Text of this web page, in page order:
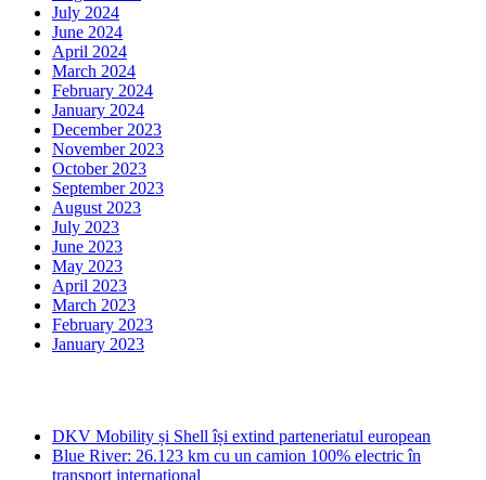
July 2024
June 2024
April 2024
March 2024
February 2024
January 2024
December 2023
November 2023
October 2023
September 2023
August 2023
July 2023
June 2023
May 2023
April 2023
March 2023
February 2023
January 2023
DKV Mobility și Shell își extind parteneriatul european
Blue River: 26.123 km cu un camion 100% electric în
transport internațional